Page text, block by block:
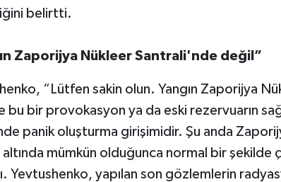
belirtti.
Zaporijya Nükleer Santrali'nde değil”
“Lütfen sakin olun. Yangın Zaporijya
bu bir provokasyon ya da eski rezervuarın sağ
panik oluşturma girişimidir. Şu anda
altında mümkün olduğunca normal bir şekilde
Yevtushenko, yapılan son gözlemlerin